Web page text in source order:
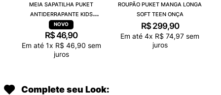
MEIA SAPATILHA PUKET
ANTIDERRAPANTE KIDS
CAPIVARA CHOCOLATE
R$46,90
Em até 1x R$ 46,90 sem
juros
ROUPÃO PUKET MANGA LONGA
SOFT TEEN ONÇA
R$ 299,90
Em até 4x R$ 74,97 sem
juros
Complete seu Look: